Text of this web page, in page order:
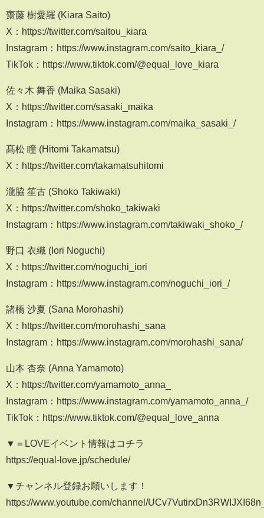
齋藤 樹愛羅 (Kiara Saito)
X：https://twitter.com/saitou_kiara
Instagram：https://www.instagram.com/saito_kiara_/
TikTok：https://www.tiktok.com/@equal_love_kiara
佐々木 舞香 (Maika Sasaki)
X：https://twitter.com/sasaki_maika
Instagram：https://www.instagram.com/maika_sasaki_/
髙松 瞳 (Hitomi Takamatsu)
X：https://twitter.com/takamatsuhitomi
瀧脇 笙古 (Shoko Takiwaki)
X：https://twitter.com/shoko_takiwaki
Instagram：https://www.instagram.com/takiwaki_shoko_/
野口 衣織 (Iori Noguchi)
X：https://twitter.com/noguchi_iori
Instagram：https://www.instagram.com/noguchi_iori_/
諸橋 沙夏 (Sana Morohashi)
X：https://twitter.com/morohashi_sana
Instagram：https://www.instagram.com/morohashi_sana/
山本 杏奈 (Anna Yamamoto)
X：https://twitter.com/yamamoto_anna_
Instagram：https://www.instagram.com/yamamoto_anna_/
TikTok：https://www.tiktok.com/@equal_love_anna
▼＝LOVEイベント情報はコチラ
https://equal-love.jp/schedule/
▼チャンネル登録お願いします！
https://www.youtube.com/channel/